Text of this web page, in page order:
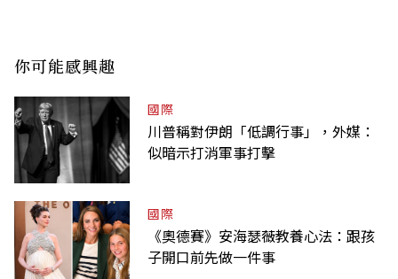
你可能感興趣
國際
川普稱對伊朗「低調行事」，外媒：
似暗示打消軍事打擊
國際
《奧德賽》安海瑟薇教養心法：跟孩
子開口前先做一件事